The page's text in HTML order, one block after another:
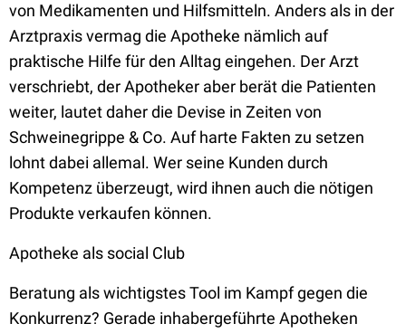
von Medikamenten und Hilfsmitteln. Anders als in der
Arztpraxis vermag die Apotheke nämlich auf
praktische Hilfe für den Alltag eingehen. Der Arzt
verschriebt, der Apotheker aber berät die Patienten
weiter, lautet daher die Devise in Zeiten von
Schweinegrippe & Co. Auf harte Fakten zu setzen
lohnt dabei allemal. Wer seine Kunden durch
Kompetenz überzeugt, wird ihnen auch die nötigen
Produkte verkaufen können.
Apotheke als social Club
Beratung als wichtigstes Tool im Kampf gegen die
Konkurrenz? Gerade inhabergeführte Apotheken